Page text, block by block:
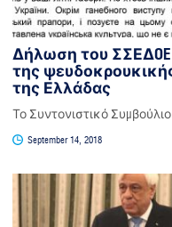
Δήλωση του
της
της Ελλάδας
Το Συντονιστικό
September 14, 2018